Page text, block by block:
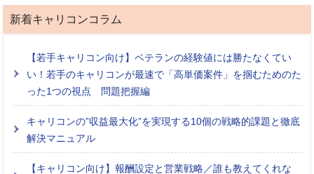
新着キャリコンコラム
【若手キャリコン向け】ベテランの経験値には勝たなくてい
い！若手のキャリコンが最速で「高単価案件」を掴むためのた
った1つの視点 問題把握編
キャリコンの”収益最大化”を実現する10個の戦略的課題と徹底
解決マニュアル
【キャリコン向け】報酬設定と営業戦略／誰も教えてくれな